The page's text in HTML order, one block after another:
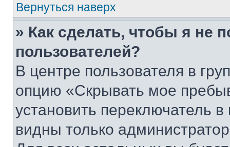
Вернуться наверх
» Как сделать, чтобы я не
пользователей?
В центре пользователя в
опцию «Скрывать мое
установить переключатель
видны только